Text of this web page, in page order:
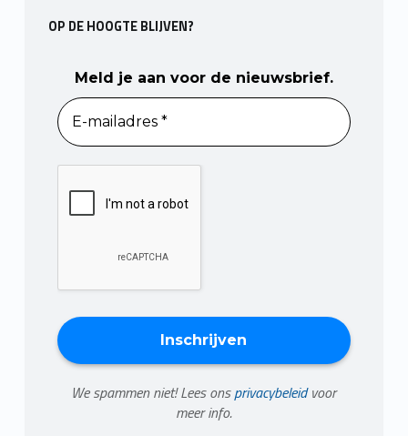
OP DE HOOGTE BLIJVEN?
Meld je aan voor de nieuwsbrief.
We spammen niet! Lees onsprivacybeleidvoor
meer info.